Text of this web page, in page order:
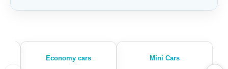
Mini Cars
Economy cars